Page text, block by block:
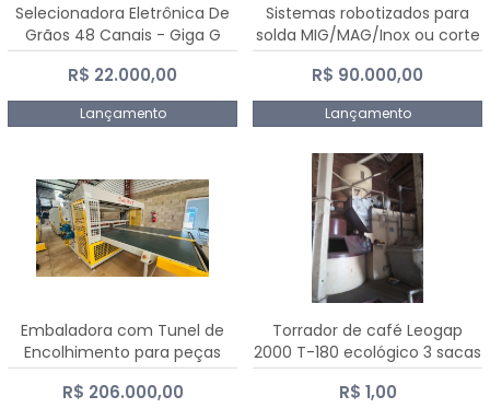
Selecionadora Eletrônica De
Grãos 48 Canais - Giga G
10000
R$ 22.000,00
Lançamento
Sistemas robotizados para
solda MIG/MAG/Inox ou corte
plasma
R$ 90.000,00
Lançamento
Embaladora com Tunel de
Encolhimento para peças
grandes portas janelas -
Dalmak
R$ 206.000,00
Torrador de café Leogap
2000 T-180 ecológico 3 sacas
de carga 540 kg/h
R$ 1,00